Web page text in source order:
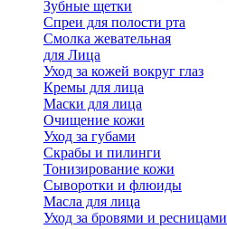
Зубные щетки
Спреи для полости рта
Смолка жевательная
для Лица
Уход за кожей вокруг глаз
Кремы для лица
Маски для лица
Очищение кожи
Уход за губами
Скрабы и пилинги
Тонизирование кожи
Сыворотки и флюиды
Масла для лица
Уход за бровями и ресницами